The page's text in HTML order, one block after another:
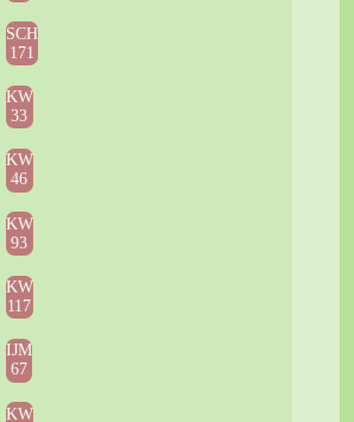
SCH
171
KW
33
KW
46
KW
93
KW
117
IJM
67
KW